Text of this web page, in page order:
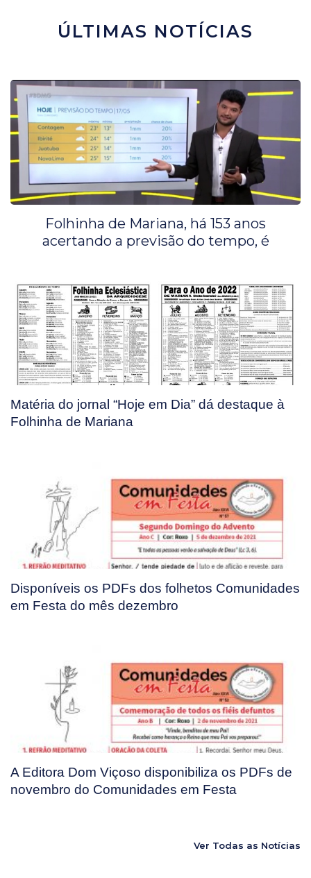
ÚLTIMAS NOTÍCIAS
Folhinha de Mariana, há 153 anos
acertando a previsão do tempo, é
Matéria do jornal “Hoje em Dia” dá destaque à
Folhinha de Mariana
Disponíveis os PDFs dos folhetos Comunidades
em Festa do mês dezembro
A Editora Dom Viçoso disponibiliza os PDFs de
novembro do Comunidades em Festa
Ver Todas as Notícias